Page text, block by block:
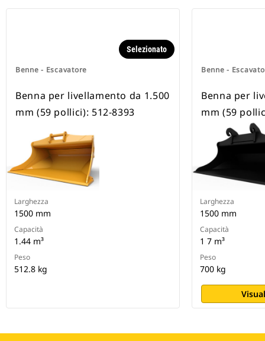
Benne - Escavatore
Selezionato
Benna per livellamento da 1.500
mm (59 pollici): 512-8393
Larghezza
1500 mm
Capacità
1.44 m³
Peso
512.8 kg
Benne -
Benna per
mm (59
Larghezza
1500 mm
Capacità
1 7 m³
Peso
700 kg